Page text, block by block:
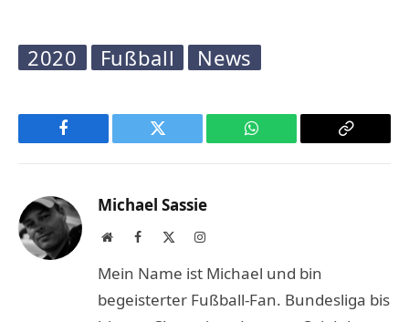
2020 Fußball News
Facebook Twitter WhatsApp
Copy
Michael Sassie
WebsiteFacebook Instagram
Mein Name ist Michael und bin
begeisterter Fußball-Fan. Bundesliga bis